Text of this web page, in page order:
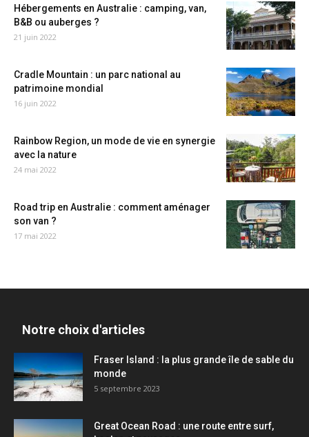
Hébergements en Australie : camping, van,
B&B ou auberges ?
21 juin 2022
Cradle Mountain : un parc national au
patrimoine mondial
16 juin 2022
Rainbow Region, un mode de vie en synergie
avec la nature
24 mai 2022
Road trip en Australie : comment aménager
son van ?
17 mai 2022
Notre choix d'articles
Fraser Island : la plus grande île de sable du
monde
5 septembre 2023
Great Ocean Road : une route entre surf,